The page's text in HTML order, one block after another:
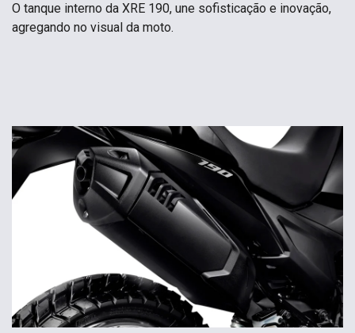
O tanque interno da XRE 190, une sofisticação e inovação,
agregando no visual da moto.